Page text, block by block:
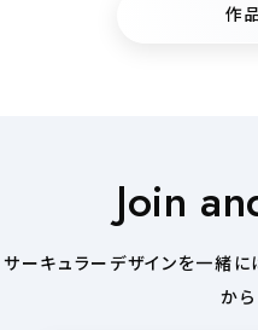
作
Join
サーキュラーデザインを一緒
から